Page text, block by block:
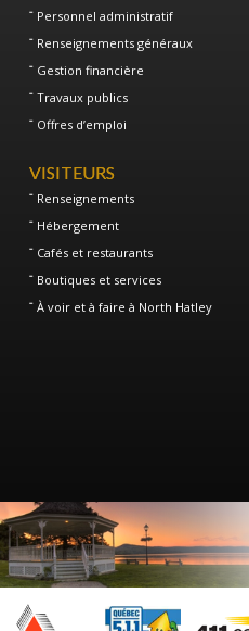
Personnel administratif
Renseignements généraux
Gestion financière
Travaux publics
Offres d’emploi
VISITEURS
Renseignements
Hébergement
Cafés et restaurants
Boutiques et services
À voir et à faire à North Hatley